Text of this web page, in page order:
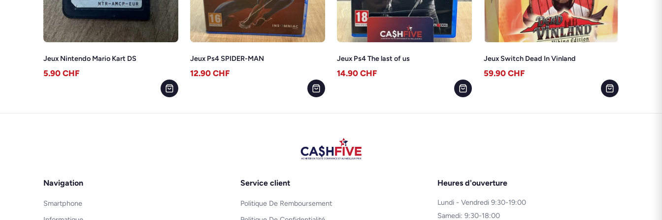
Jeux Nintendo Mario Kart DS
5.90 CHF
Jeux Ps4 SPIDER-MAN
12.90 CHF
Jeux Ps4 The last of us
14.90 CHF
Jeux Switch Dead In Vinland
59.90 CHF
Navigation
Smartphone
Service client
Politique De Remboursement
Heures d'ouverture
Lundi - Vendredi 9:30-19:00
Samedi: 9:30-18:00